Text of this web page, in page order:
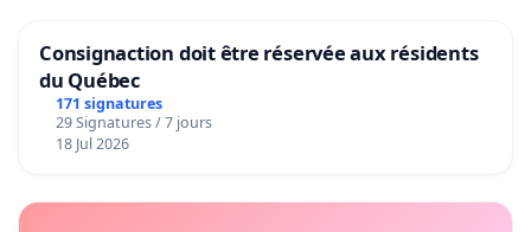
Consignaction doit être réservée aux résidents
du Québec
171 signatures
29 Signatures / 7 jours
18 Jul 2026